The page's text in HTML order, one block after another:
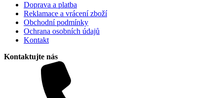
Doprava a platba
Reklamace a vrácení zboží
Obchodní podmínky
Ochrana osobních údajů
Kontakt
Kontaktujte nás